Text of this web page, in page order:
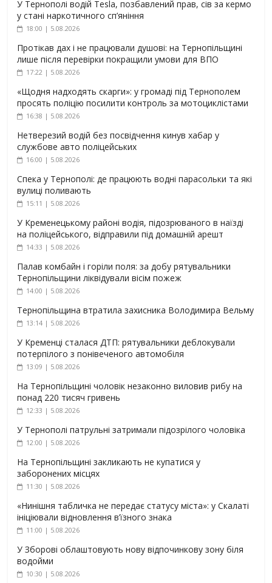
У Тернополі водій Tesla, позбавлений прав, сів за кермо
у стані наркотичного сп’яніння
18:00 | 5.08.2026
Протікав дах і не працювали душові: на Тернопільщині
лише після перевірки покращили умови для ВПО
17:22 | 5.08.2026
«Щодня надходять скарги»: у громаді під Тернополем
просять поліцію посилити контроль за мотоциклістами
16:38 | 5.08.2026
Нетверезий водій без посвідчення кинув хабар у
службове авто поліцейських
16:00 | 5.08.2026
Спека у Тернополі: де працюють водні парасольки та які
вулиці поливають
15:11 | 5.08.2026
У Кременецькому районі водія, підозрюваного в наїзді
на поліцейського, відправили під домашній арешт
14:33 | 5.08.2026
Палав комбайн і горіли поля: за добу рятувальники
Тернопільщини ліквідували вісім пожеж
14:00 | 5.08.2026
Тернопільщина втратила захисника Володимира Вельму
13:14 | 5.08.2026
У Кременці сталася ДТП: рятувальники деблокували
потерпілого з понівеченого автомобіля
13:09 | 5.08.2026
На Тернопільщині чоловік незаконно виловив рибу на
понад 220 тисяч гривень
12:33 | 5.08.2026
У Тернополі патрульні затримали підозрілого чоловіка
12:00 | 5.08.2026
На Тернопільщині закликають не купатися у
заборонених місцях
11:30 | 5.08.2026
«Нинішня табличка не передає статусу міста»: у Скалаті
ініціювали відновлення в’їзного знака
11:00 | 5.08.2026
У Зборові облаштовують нову відпочинкову зону біля
водойми
10:30 | 5.08.2026